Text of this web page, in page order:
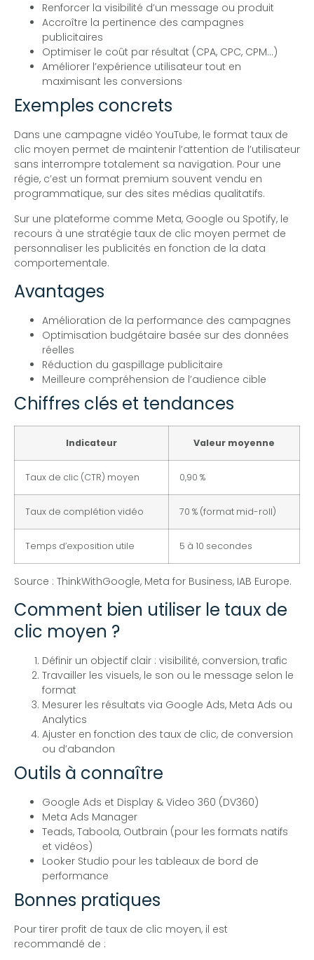
Renforcer la visibilité d’un message ou produit
Accroître la pertinence des campagnes
publicitaires
Optimiser le coût par résultat (CPA, CPC, CPM…)
Améliorer l’expérience utilisateur tout en
maximisant les conversions
Exemples concrets
Dans une campagne vidéo YouTube, le format taux de
clic moyen permet de maintenir l’attention de l’utilisateur
sans interrompre totalement sa navigation. Pour une
régie, c’est un format premium souvent vendu en
programmatique, sur des sites médias qualitatifs.
Sur une plateforme comme Meta, Google ou Spotify, le
recours à une stratégie taux de clic moyen permet de
personnaliser les publicités en fonction de la data
comportementale.
Avantages
Amélioration de la performance des campagnes
Optimisation budgétaire basée sur des données
réelles
Réduction du gaspillage publicitaire
Meilleure compréhension de l’audience cible
Chiffres clés et tendances
Indicateur Valeur moyenne
Taux de clic (CTR) moyen 0,90 %
Taux de complétion vidéo 70 % (format mid-roll)
Temps d’exposition utile 5 à 10 secondes
Source : ThinkWithGoogle, Meta for Business, IAB Europe.
Comment bien utiliser le taux de
clic moyen ?
Définir un objectif clair : visibilité, conversion, trafic
Travailler les visuels, le son ou le message selon le
format
Mesurer les résultats via Google Ads, Meta Ads ou
Analytics
Ajuster en fonction des taux de clic, de conversion
ou d’abandon
Outils à connaître
Google Ads et Display & Video 360 (DV360)
Meta Ads Manager
Teads, Taboola, Outbrain (pour les formats natifs
et vidéos)
Looker Studio pour les tableaux de bord de
performance
Bonnes pratiques
Pour tirer profit de taux de clic moyen, il est
recommandé de :